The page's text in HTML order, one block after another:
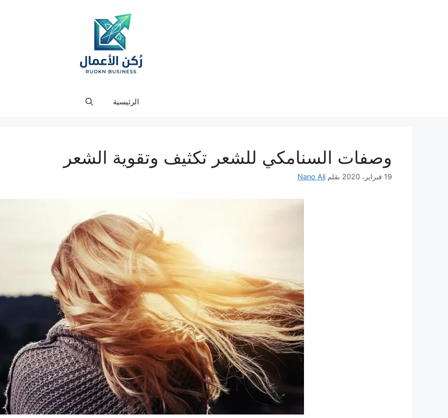
الرئيسية
وصفات السنامكي للشعر تكثيف وتقوية الشعر
19 فبراير، 2020 بقلم Nano Ali